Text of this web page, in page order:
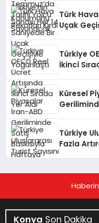
Türk
Uçak
Türkiye
İkinci
Küresel
Türkiye
Fazla
Konya Son Dakika